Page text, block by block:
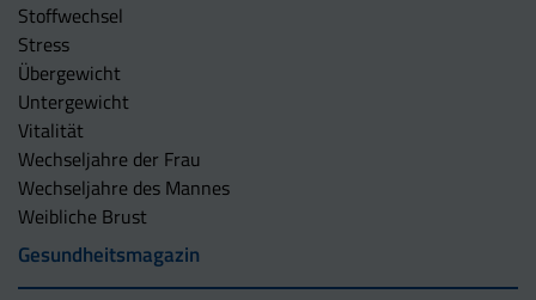
Stoffwechsel
Stress
Übergewicht
Untergewicht
Vitalität
Wechseljahre der Frau
Wechseljahre des Mannes
Weibliche Brust
Gesundheitsmagazin